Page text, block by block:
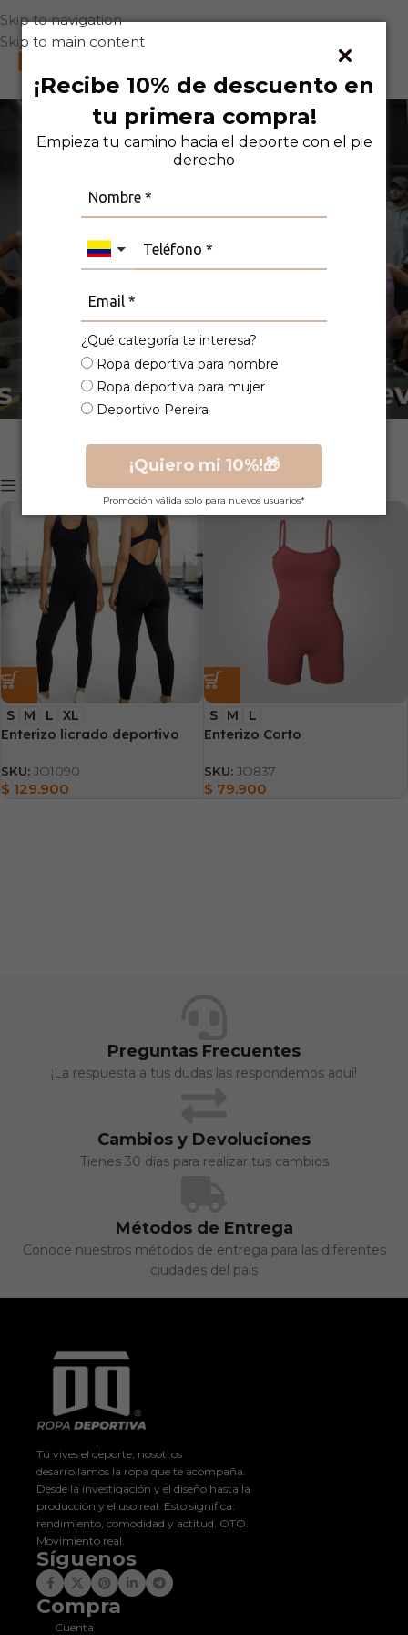
¡Recibe 10% de descuento en
tu primera compra!
Empieza tu camino hacia el deporte con el pie
derecho
¿Qué categoría te interesa?
Ropa deportiva para hombre
Ropa deportiva para mujer
Deportivo Pereira
¡Quiero mi 10%!🎁
Promoción válida solo para nuevos usuarios*
Skip to navigation
Skip to main content
0
Enterizos
Mostrar filtros
S M L XL
Enterizo licrado deportivo
SKU: JO1090
$ 129.900
S M L
Enterizo Corto
SKU:JO837
$ 79.900
Preguntas Frecuentes
¡La respuesta a tus dudas las respondemos aquí!
Cambios y Devoluciones
Tienes 30 días para realizar tus cambios
Métodos de Entrega
Conoce nuestros métodos de entrega para las diferentes
ciudades del país
Tú vives el deporte, nosotros
desarrollamos la ropa que te acompaña.
Desde la investigación y el diseño hasta la
producción y el uso real. Esto significa:
rendimiento, comodidad y actitud. OTO.
Movimiento real.
Síguenos
Compra
Cuenta